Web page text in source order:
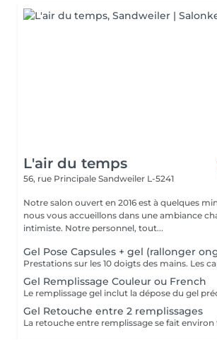
L'air du temps
56, rue Principale Sandweiler L-5241
Notre salon ouvert en 2016 est à quelques
nous vous accueillons dans une ambiance
intimiste. Notre personnel, tout...
Gel Pose Capsules + gel (rallonger
Gel Remplissage Couleur ou French
Gel Retouche entre 2 remplissages